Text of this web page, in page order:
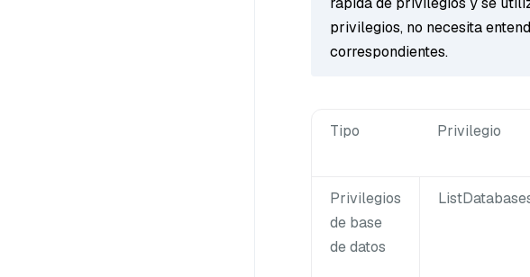
privilegios, no necesita
correspondientes.
Tipo Privilegio
Privilegios
de base
de datos